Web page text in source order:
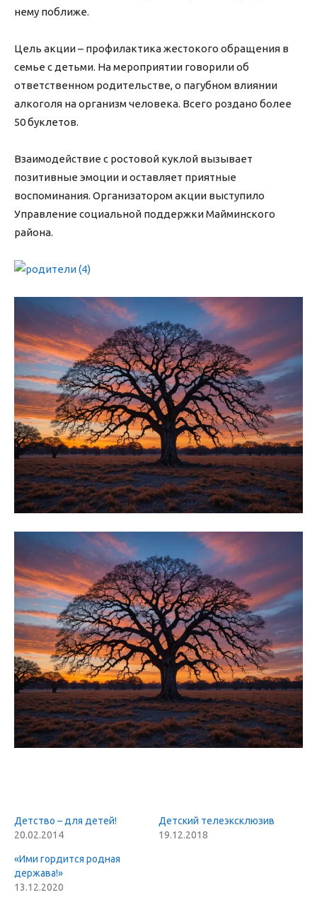
нему поближе.
Цель акции – профилактика жестокого обращения в
семье с детьми. На мероприятии говорили об
ответственном родительстве, о пагубном влиянии
алкоголя на организм человека. Всего роздано более
50 буклетов.
Взаимодействие с ростовой куклой вызывает
позитивные эмоции и оставляет приятные
воспоминания. Организатором акции выступило
Управление социальной поддержки Майминского
района.
Детство – для детей!
20.02.2014
Детский телеэксклюзив
19.12.2018
«Ими гордится родная
держава!»
13.12.2020